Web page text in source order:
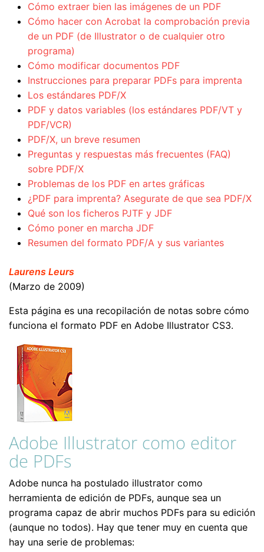
Cómo extraer bien las imágenes de un PDF
Cómo hacer con Acrobat la comprobación previa
de un PDF (de Illustrator o de cualquier otro
programa)
Cómo modificar documentos PDF
Instrucciones para preparar PDFs para imprenta
Los estándares PDF/X
PDF y datos variables (los estándares PDF/VT y
PDF/VCR)
PDF/X, un breve resumen
Preguntas y respuestas más frecuentes (FAQ)
sobre PDF/X
Problemas de los PDF en artes gráficas
¿PDF para imprenta? Asegurate de que sea PDF/X
Qué son los ficheros PJTF y JDF
Cómo poner en marcha JDF
Resumen del formato PDF/A y sus variantes
Laurens Leurs
(Marzo de 2009)
Esta página es una recopilación de notas sobre cómo
funciona el formato PDF en Adobe Illustrator CS3.
Adobe Illustrator como editor
de PDFs
Adobe nunca ha postulado illustrator como
herramienta de edición de PDFs, aunque sea un
programa capaz de abrir muchos PDFs para su edición
(aunque no todos). Hay que tener muy en cuenta que
hay una serie de problemas: